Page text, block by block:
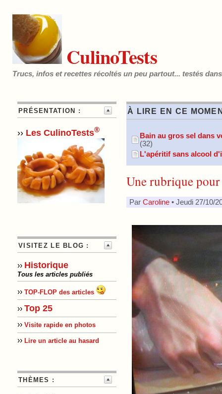
CulinoTests
Trucs, infos et recettes récoltés un peu partout... testés
PRÉSENTATION :
›› Les CulinoTests®
VISITEZ LE BLOG :
›› Historique
Tous les articles publiés
›› TOP-FLOP des articles
›› Top 25
›› Visite rapide en photos
›› Lire un article au hasard
THÈMES :
À LIRE EN CE
Bain au gros sel dans
(32)
L'apéritif sans alcool
Une rubrique
Par Caroline • Jeudi 27/10/